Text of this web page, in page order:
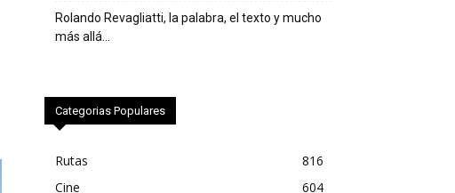
Rolando Revagliatti, la palabra, el texto y mucho
más allá…
Categorias Populares
Rutas
816
Cine
604